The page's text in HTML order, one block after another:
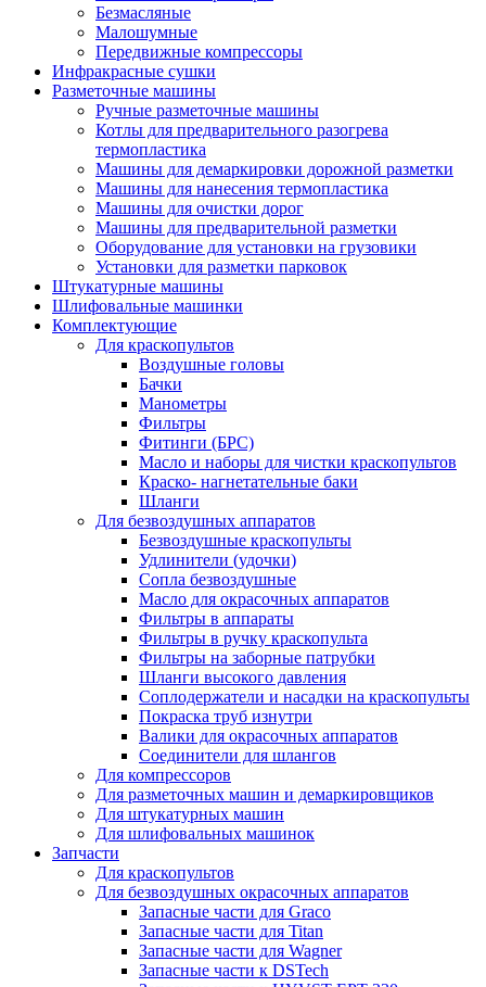
Безмасляные
Малошумные
Передвижные компрессоры
Инфракрасные сушки
Разметочные машины
Ручные разметочные машины
Котлы для предварительного разогрева
термопластика
Машины для демаркировки дорожной разметки
Машины для нанесения термопластика
Машины для очистки дорог
Машины для предварительной разметки
Оборудование для установки на грузовики
Установки для разметки парковок
Штукатурные машины
Шлифовальные машинки
Комплектующие
Для краскопультов
Воздушные головы
Бачки
Манометры
Фильтры
Фитинги (БРС)
Масло и наборы для чистки краскопультов
Краско- нагнетательные баки
Шланги
Для безвоздушных аппаратов
Безвоздушные краскопульты
Удлинители (удочки)
Сопла безвоздушные
Масло для окрасочных аппаратов
Фильтры в аппараты
Фильтры в ручку краскопульта
Фильтры на заборные патрубки
Шланги высокого давления
Соплодержатели и насадки на краскопульты
Покраска труб изнутри
Валики для окрасочных аппаратов
Соединители для шлангов
Для компрессоров
Для разметочных машин и демаркировщиков
Для штукатурных машин
Для шлифовальных машинок
Запчасти
Для краскопультов
Для безвоздушных окрасочных аппаратов
Запасные части для Graco
Запасные части для Titan
Запасные части для Wagner
Запасные части к DSTech